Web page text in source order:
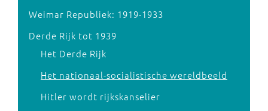
Weimar Republiek: 1919-1933
Derde Rijk tot 1939
Het Derde Rijk
Het nationaal-socialistische wereldbeeld
Hitler wordt rijkskanselier